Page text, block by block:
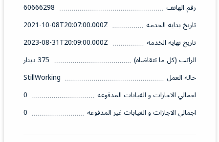
رقم الهاتف
60666298
تاريخ بدايه الخدمه
2021-10-08T20:07:00.000Z
تاريخ نهايه الخدمه
2023-08-31T20:09:00.000Z
الراتب (كل ما تتقاضاه)
375 دينار
حاله العمل
StillWorking
اجمالي الاجازات و الغيابات المدفوعه
0
اجمالي الاجازات و الغيابات غير المدفوعه
0